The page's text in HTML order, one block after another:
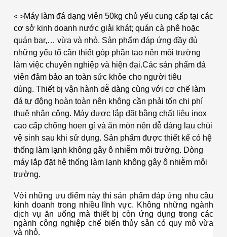
< >Máy làm đá dạng viên 50kg chủ yếu cung cấp tại các
cơ sở kinh doanh nước giải khát; quán cà phê hoặc
quán bar,… vừa và nhỏ. Sản phẩm đáp ứng đầy đủ
những yếu tố cần thiết góp phần tạo nên môi trường
làm việc chuyên nghiệp và hiện đại.Các sản phẩm đá
viên đảm bảo an toàn sức khỏe cho người tiêu
dùng. Thiết bị vận hành dễ dàng cùng với cơ chế làm
đá tự động hoàn toàn nên không cần phải tốn chi phí
thuê nhân công. Máy được lắp đặt bằng chất liệu inox
cao cấp chống hoen gỉ và ăn mòn nên dễ dàng lau chùi
vệ sinh sau khi sử dụng. Sản phẩm được thiết kế có hệ
thống làm lạnh không gây ô nhiễm môi trường. Dòng
máy lắp đặt hệ thống làm lạnh không gây ô nhiễm môi
trường.
Với những ưu điểm này thì sản phẩm đáp ứng nhu cầu
kinh doanh trong nhiều lĩnh vực. Không những ngành
dịch vụ ăn uống mà thiết bị còn ứng dụng trong các
ngành công nghiệp chế biến thủy sản có quy mô vừa
và nhỏ.